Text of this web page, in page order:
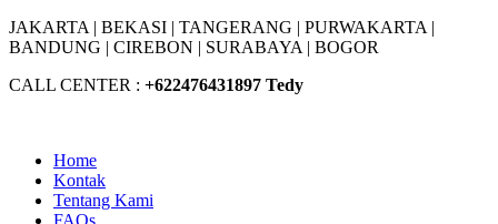
JAKARTA | BEKASI | TANGERANG | PURWAKARTA |
BANDUNG | CIREBON | SURABAYA | BOGOR
CALL CENTER : +622476431897 Tedy
Home
Kontak
Tentang Kami